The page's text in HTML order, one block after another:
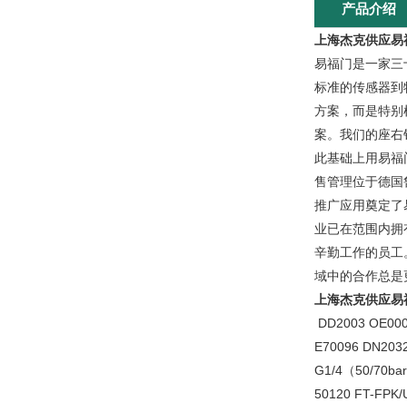
产品介绍
上海杰克供应
易福门是一家
标准的传感器
方案，而是特
案。我们的座
此基础上用易
售管理位于德
推广应用奠定
业已在范围内
辛勤工作的员
域中的合作总
上海杰克供应
DD2003
E70096
G1/4（50/
50120 FT-FPK/